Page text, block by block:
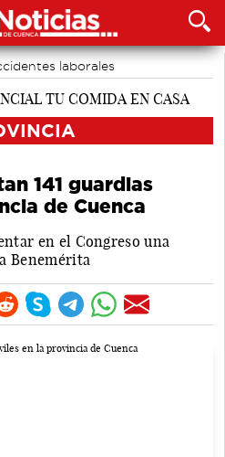
laborales
141 guardias
de Cuenca
en el Congreso una
Benemérita